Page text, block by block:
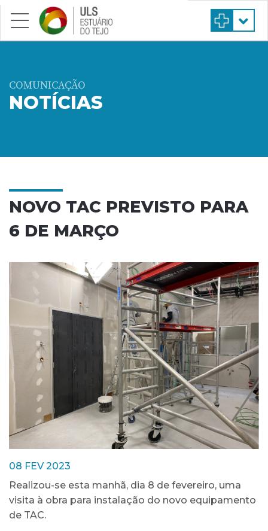
Saltar para conteúdo principal
COMUNICAÇÃO
NOTÍCIAS
NOVO TAC PREVISTO PARA
6 DE MARÇO
08 FEV 2023
Realizou-se esta manhã, dia 8 de fevereiro, uma
visita à obra para instalação do novo equipamento
de TAC.